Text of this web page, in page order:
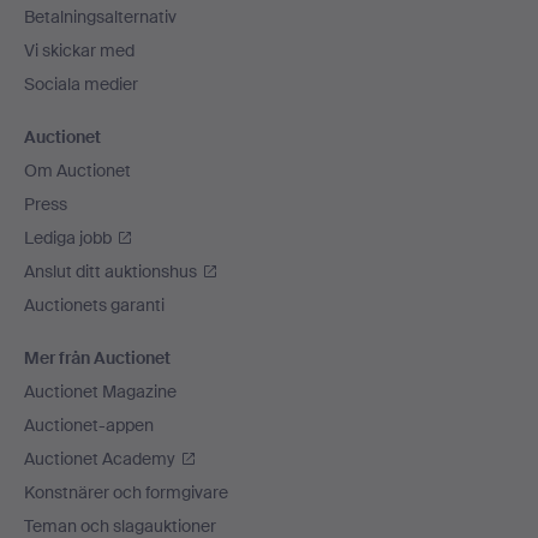
Betalningsalternativ
Vi skickar med
Sociala medier
Auctionet
Om Auctionet
Press
Lediga jobb
Anslut ditt auktionshus
Auctionets garanti
Mer från Auctionet
Auctionet Magazine
Auctionet-appen
Auctionet Academy
Konstnärer och formgivare
Teman och slagauktioner